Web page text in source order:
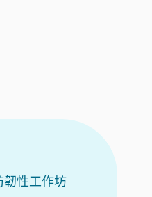
性工作坊